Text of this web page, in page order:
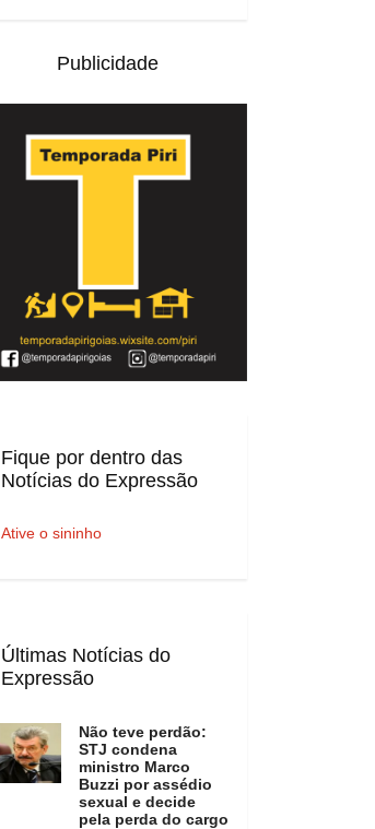
Publicidade
Fique por dentro das
Notícias do Expressão
Ative o sininho
Últimas Notícias do
Expressão
Não teve perdão:
STJ condena
ministro Marco
Buzzi por assédio
sexual e decide
pela perda do cargo